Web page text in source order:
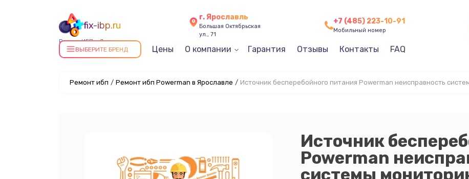
fix-ibp.ru
Ремонт ИБП в Ярославле
г. Ярославль
Большая Октябрьская
ул., 71
+7 (485) 223-10-91
Мобильный номер
ВЫБЕРИТЕ БРЕНД Цены О компании Гарантия Отзывы Контакты FAQ
Ремонт ибп / Ремонт ибп Powerman в Ярославле / Источник бесперебойного питания Powerman неисправность
Источник
Powerman
системы